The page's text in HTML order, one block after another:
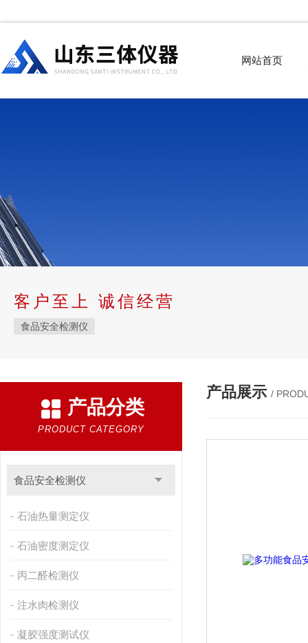
网站首页
客户至上 诚信经营
食品安全检测仪
产品分类
PRODUCT CATEGORY
食品安全检测仪
石油热量测定仪
石油密度测定仪
丙二醛检测仪
注水肉检测仪
凝胶强度测试仪
产品展示 /